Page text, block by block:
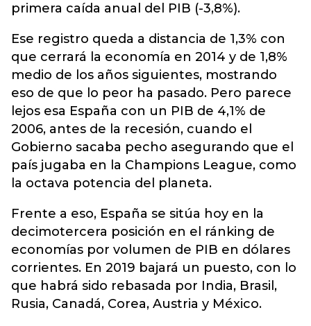
primera caída anual del PIB (-3,8%).
Ese registro queda a distancia de 1,3% con
que cerrará la economía en 2014 y de 1,8%
medio de los años siguientes, mostrando
eso de que lo peor ha pasado. Pero parece
lejos esa España con un PIB de 4,1% de
2006, antes de la recesión, cuando el
Gobierno sacaba pecho asegurando que el
país jugaba en la Champions League, como
la octava potencia del planeta.
Frente a eso, España se sitúa hoy en la
decimotercera posición en el ránking de
economías por volumen de PIB en dólares
corrientes. En 2019 bajará un puesto, con lo
que habrá sido rebasada por India, Brasil,
Rusia, Canadá, Corea, Austria y México.